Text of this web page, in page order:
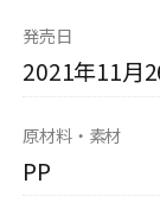
発売日
2021年11月
原材料・素材
PP